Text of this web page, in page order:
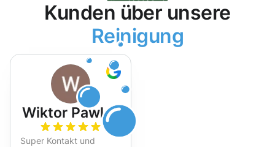
Kunden über unsere
Reinigung
Wiktor Pawlak
Super Kontakt und